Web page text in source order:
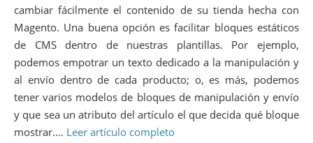
cambiar fácilmente el contenido de su tienda hecha con
Magento. Una buena opción es facilitar bloques estáticos
de CMS dentro de nuestras plantillas. Por ejemplo,
podemos empotrar un texto dedicado a la manipulación y
al envío dentro de cada producto; o, es más, podemos
tener varios modelos de bloques de manipulación y envío
y que sea un atributo del artículo el que decida qué bloque
mostrar.… Leer artículo completo